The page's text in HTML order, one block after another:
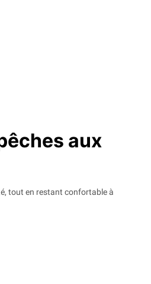
aux
tout en restant confortable à